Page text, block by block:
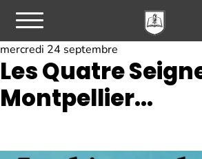
Les Quatre
Montpellier…
mercredi 24 septembre